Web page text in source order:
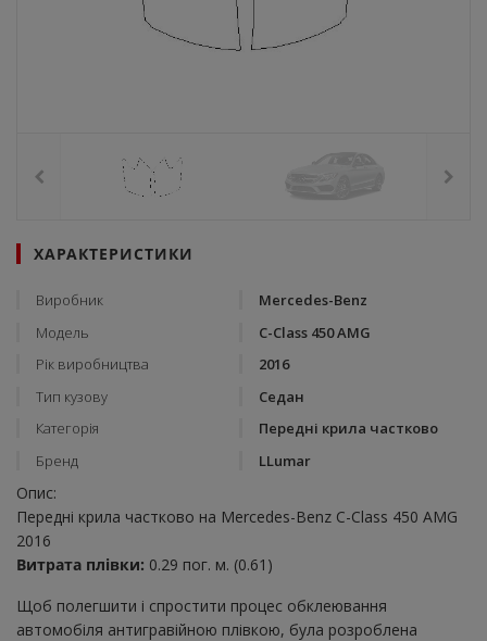
ХАРАКТЕРИСТИКИ
Виробник
Mercedes-Benz
Модель
C-Class 450 AMG
Рік виробництва
2016
Тип кузову
Седан
Категорія
Передні крила частково
Бренд
LLumar
Опис:
Передні крила частково на Mercedes-Benz C-Class 450 AMG
2016
Витрата плівки: 0.29 пог. м. (0.61)
Щоб полегшити і спростити процес обклеювання
автомобіля антигравійною плівкою, була розроблена